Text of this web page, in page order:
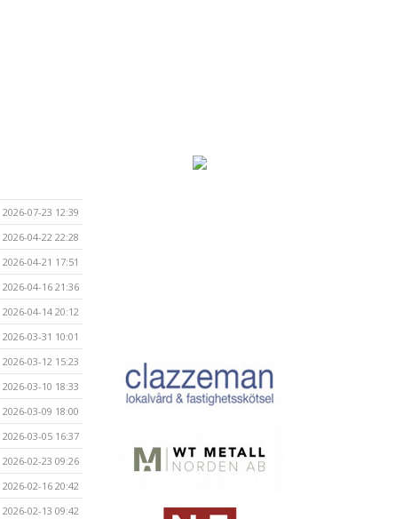
2026-07-23 12:39
2026-04-22 22:28
2026-04-21 17:51
2026-04-16 21:36
2026-04-14 20:12
2026-03-31 10:01
2026-03-12 15:23
2026-03-10 18:33
2026-03-09 18:00
2026-03-05 16:37
2026-02-23 09:26
2026-02-16 20:42
2026-02-13 09:42